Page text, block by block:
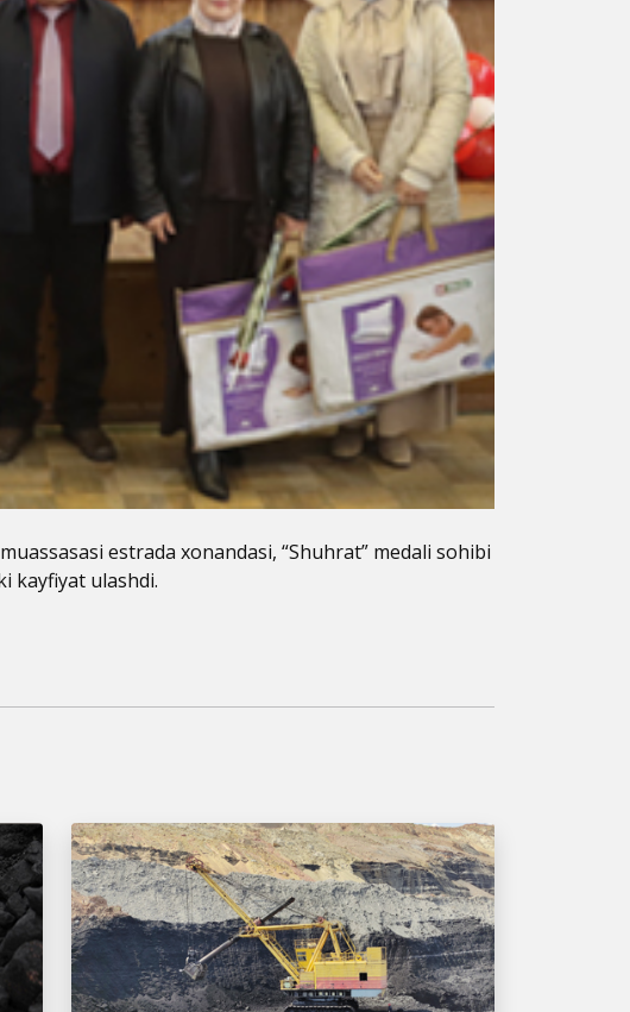
estrada xonandasi, “Shuhrat” medali sohibi
kayfiyat ulashdi.